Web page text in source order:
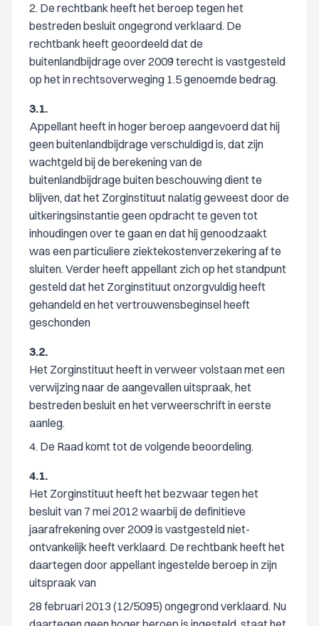
2. De rechtbank heeft het beroep tegen het
bestreden besluit ongegrond verklaard. De
rechtbank heeft geoordeeld dat de
buitenlandbijdrage over 2009 terecht is vastgesteld
op het in rechtsoverweging 1.5 genoemde bedrag.
3.1.
Appellant heeft in hoger beroep aangevoerd dat hij
geen buitenlandbijdrage verschuldigd is, dat zijn
wachtgeld bij de berekening van de
buitenlandbijdrage buiten beschouwing dient te
blijven, dat het Zorginstituut nalatig geweest door de
uitkeringsinstantie geen opdracht te geven tot
inhoudingen over te gaan en dat hij genoodzaakt
was een particuliere ziektekostenverzekering af te
sluiten. Verder heeft appellant zich op het standpunt
gesteld dat het Zorginstituut onzorgvuldig heeft
gehandeld en het vertrouwensbeginsel heeft
geschonden
3.2.
Het Zorginstituut heeft in verweer volstaan met een
verwijzing naar de aangevallen uitspraak, het
bestreden besluit en het verweerschrift in eerste
aanleg.
4. De Raad komt tot de volgende beoordeling.
4.1.
Het Zorginstituut heeft het bezwaar tegen het
besluit van 7 mei 2012 waarbij de definitieve
jaarafrekening over 2009 is vastgesteld niet-
ontvankelijk heeft verklaard. De rechtbank heeft het
daartegen door appellant ingestelde beroep in zijn
uitspraak van
28 februari 2013 (12/5095) ongegrond verklaard. Nu